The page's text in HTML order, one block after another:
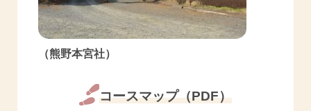
（熊野本宮社）
コースマップ（PDF）